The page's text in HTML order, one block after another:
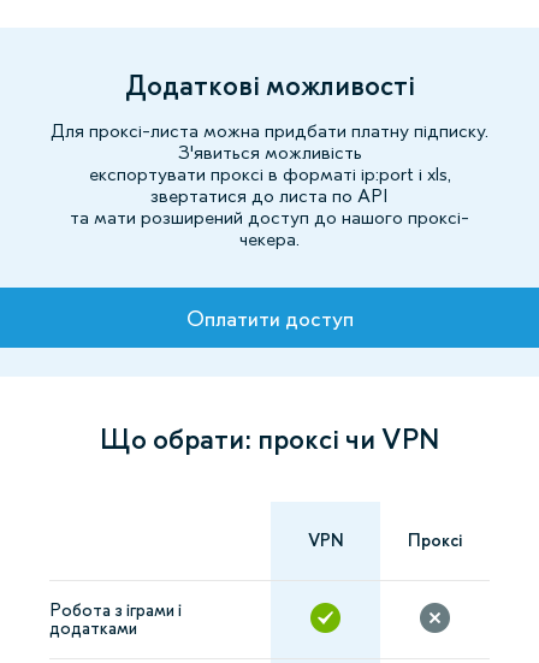
Додаткові можливості
Для проксі-листа можна придбати платну підписку.
З'явиться можливість
експортувати проксі в форматі ip:port і xls,
звертатися до листа по API
та мати розширений доступ до нашого проксі-
чекера.
Тарифи
Що обрати: проксі чи VPN
VPN Проксі
Робота з іграми і
додатками
Оплатити доступ